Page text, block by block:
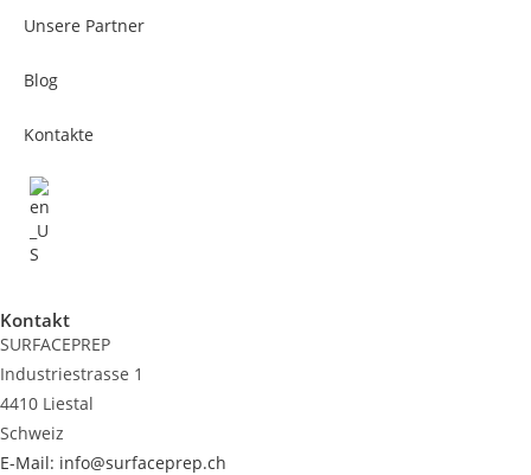
Unsere Partner
Blog
Kontakte
Kontakt
SURFACEPREP
Industriestrasse 1
4410 Liestal
Schweiz
E-Mail: info@surfaceprep.ch